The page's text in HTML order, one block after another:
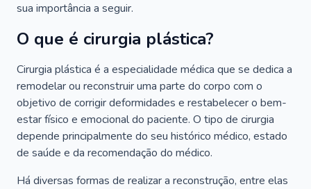
sua importância a seguir.
O que é cirurgia plástica?
Cirurgia plástica é a especialidade médica que se dedica a
remodelar ou reconstruir uma parte do corpo com o
objetivo de corrigir deformidades e restabelecer o bem-
estar físico e emocional do paciente. O tipo de cirurgia
depende principalmente do seu histórico médico, estado
de saúde e da recomendação do médico.
Há diversas formas de realizar a reconstrução, entre elas